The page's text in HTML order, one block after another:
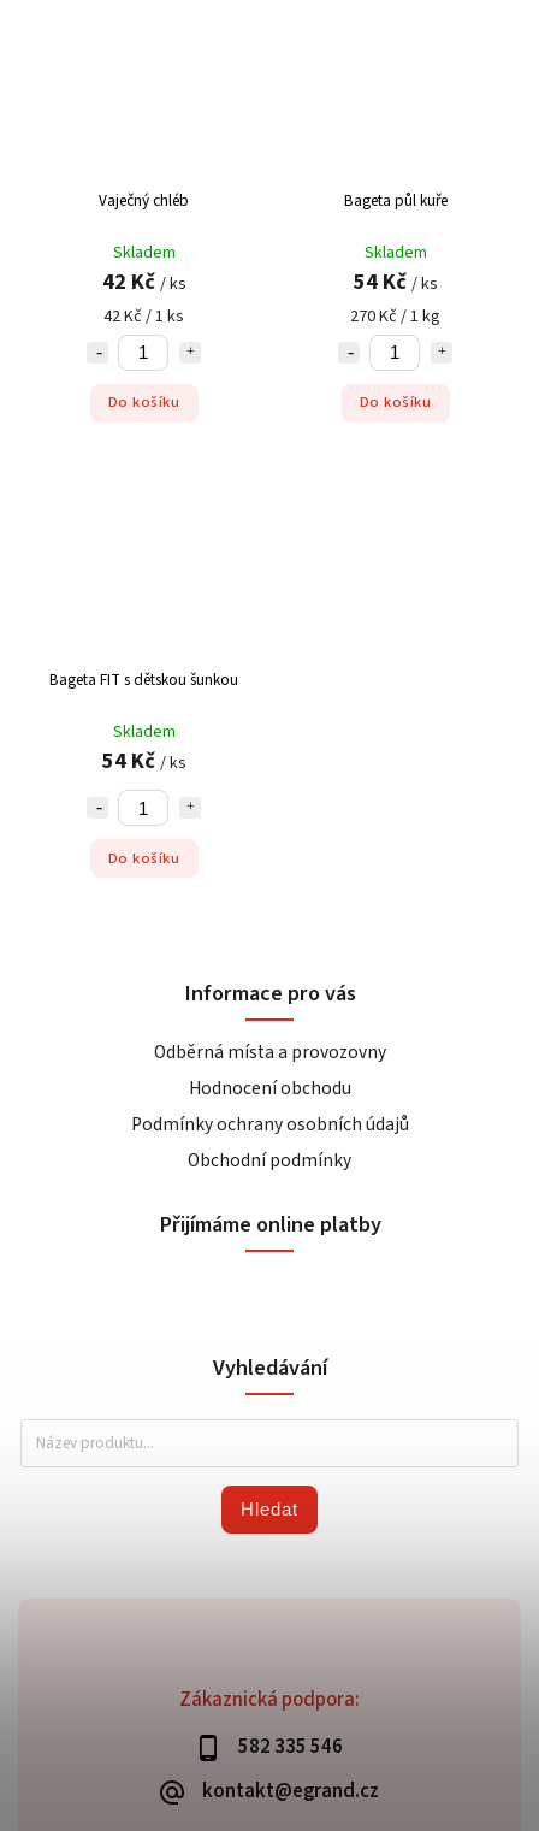
Vaječný chléb
Skladem
42 Kč / ks
42 Kč / 1 ks
Do košíku
Bageta půl kuře
Skladem
54 Kč / ks
270 Kč / 1 kg
Do košíku
Bageta FIT s dětskou šunkou
Skladem
54 Kč / ks
Do košíku
Zákaznická podpora:
582 335 546
kontakt@egrand.cz
Informace pro vás
Odběrná místa a provozovny
Hodnocení obchodu
Podmínky ochrany osobních údajů
Obchodní podmínky
Přijímáme online platby
Vyhledávání
Hledat